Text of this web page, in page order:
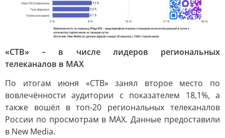
«СТВ» – в числе лидеров региональных
телеканалов в MAX
По итогам июня «СТВ» занял второе место по
вовлечённости аудитории с показателем 18,1%, а
также вошёл в топ-20 региональных телеканалов
России по просмотрам в MAX. Данные предоставили
в New Media.